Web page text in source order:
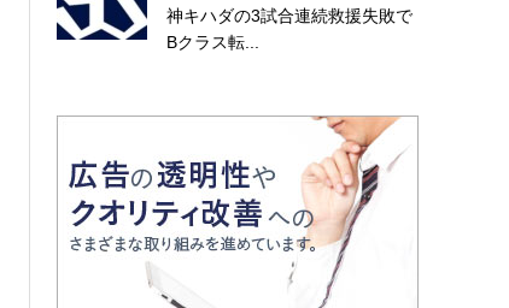
神キハダの3試合連続救援失敗で
Bクラス転...